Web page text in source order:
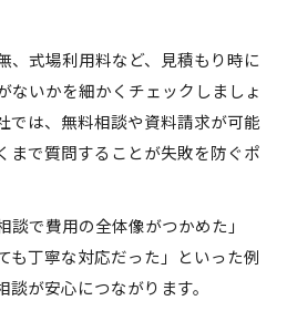
、式場利用料など、見積もり時に
ないかを細かくチェックしましょ
では、無料相談や資料請求が可能
まで質問することが失敗を防ぐポ
で費用の全体像がつかめた」
も丁寧な対応だった」といった例
が安心につながります。